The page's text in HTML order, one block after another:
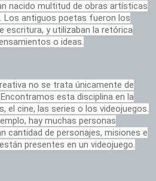
nacido multitud de obras artísticas
antiguos poetas fueron los
escritura, y utilizaban la retórica
o ideas.
no se trata únicamente de
esta disciplina en la
el cine, las series o los videojuegos.
hay muchas personas
cantidad de personajes, misiones e
presentes en un videojuego.